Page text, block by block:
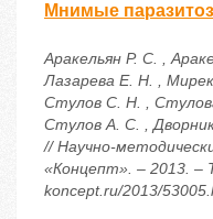
Мнимые
Аракельян Р. С. ,
Лазарева Е. Н. ,
Стулов С. Н. ,
Стулов А. С. ,
// Научно-
«Концепт». – 2013. –
koncept.ru/2013/